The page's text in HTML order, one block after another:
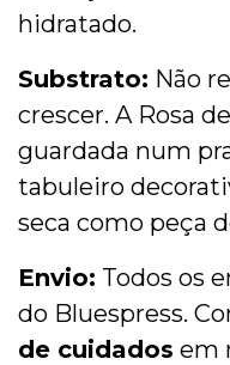
hidratado.
Substrato: Não
crescer. A Rosa
guardada num
tabuleiro
seca como peça
Envio: Todos os
do Bluespress.
de cuidados em